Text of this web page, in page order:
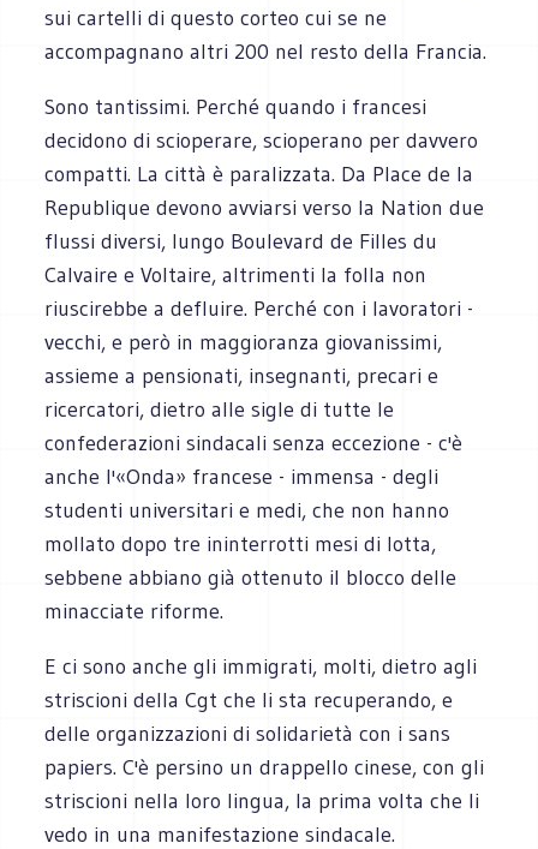
sui cartelli di questo corteo cui se ne
accompagnano altri 200 nel resto della Francia.
Sono tantissimi. Perché quando i francesi
decidono di scioperare, scioperano per davvero
compatti. La città è paralizzata. Da Place de la
Republique devono avviarsi verso la Nation due
flussi diversi, lungo Boulevard de Filles du
Calvaire e Voltaire, altrimenti la folla non
riuscirebbe a defluire. Perché con i lavoratori -
vecchi, e però in maggioranza giovanissimi,
assieme a pensionati, insegnanti, precari e
ricercatori, dietro alle sigle di tutte le
confederazioni sindacali senza eccezione - c'è
anche l'«Onda» francese - immensa - degli
studenti universitari e medi, che non hanno
mollato dopo tre ininterrotti mesi di lotta,
sebbene abbiano già ottenuto il blocco delle
minacciate riforme.
E ci sono anche gli immigrati, molti, dietro agli
striscioni della Cgt che li sta recuperando, e
delle organizzazioni di solidarietà con i sans
papiers. C'è persino un drappello cinese, con gli
striscioni nella loro lingua, la prima volta che li
vedo in una manifestazione sindacale.